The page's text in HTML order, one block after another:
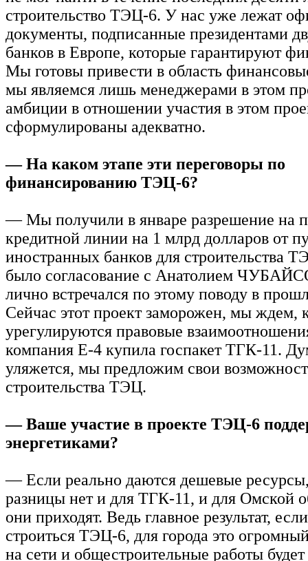
строительство ТЭЦ-6. У нас уже лежат
документы, подписанные президентами
банков в Европе, которые гарантируют
Мы готовы привести в область
мы являемся лишь менеджерами в этом
амбиции в отношении участия в этом
сформулированы адекватно.
— На каком этапе эти переговоры по
финансированию ТЭЦ-6?
— Мы получили в январе разрешение на
кредитной линии на 1 млрд долларов от
иностранных банков для строительства
было согласование с Анатолием
лично встречался по этому поводу в
Сейчас этот проект заморожен, мы ждем,
урегулируются правовые
компания Е-4 купила госпакет ТГК-11.
уляжется, мы предложим свои
строительства ТЭЦ.
— Ваше участие в проекте ТЭЦ-6
энергетиками?
— Если реально даются дешевые
разницы нет и для ТГК-11, и для Омской
они приходят. Ведь главное результат,
строиться ТЭЦ-6, для города это
на сети и общестроительные работы